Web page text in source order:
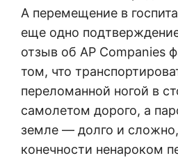
А перемещение в
еще одно
отзыв об AP Companies
том, что
переломанной ногой в
самолетом дорого, а
земле — долго и
конечности ненароком